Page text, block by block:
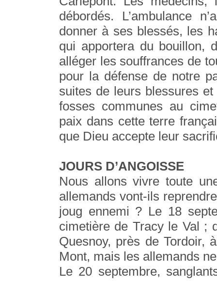
débordés. L’ambulance
donner à ses blessés, les
qui apportera du bouillon,
alléger les souffrances de
pour la défense de notre
suites de leurs blessures
fosses communes au
paix dans cette terre
que Dieu accepte leur
JOURS D’ANGOISSE
Nous allons vivre toute
allemands vont-ils
joug ennemi ? Le 18
cimetière de Tracy le Val ;
Quesnoy, près de Tordoir,
Mont, mais les allemands
Le 20 septembre,